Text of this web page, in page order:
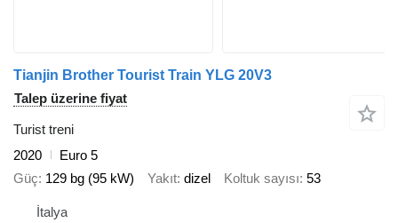
Tianjin Brother Tourist Train YLG 20V3
Talep üzerine fiyat
Turist treni
2020
Euro 5
Güç 129 bg (95 kW) Yakıt dizel Koltuk sayısı 53
İtalya